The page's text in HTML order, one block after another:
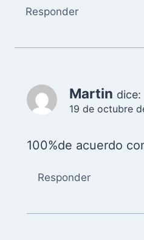
Responder
Martin dice:
19 de octubre
100%de acuerdo
Responder